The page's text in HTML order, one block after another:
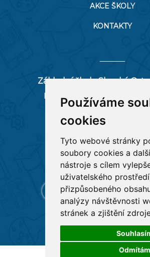
Používáme
cookies
Tyto webové stránky
soubory cookies a
nástroje s cílem
uživatelského
přizpůsobeného
analýzy návštěvnosti
stránek a zjištění
Odmítám
AKCE ŠKOLY
KONTAKTY
Základní škola Slezská
Pěší 66/1, 712 00 Ostrava-
tel:596 244 880
RYCHLÉ ODKAZY